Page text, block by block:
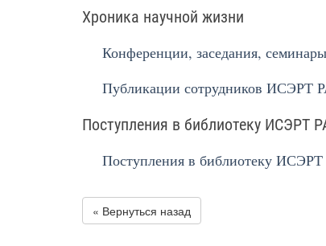
Хроника научной жизни
Конференции, заседания, семинары
Публикации сотрудников ИСЭРТ
Поступления в библиотеку ИСЭРТ
Поступления в библиотеку
« Вернуться назад